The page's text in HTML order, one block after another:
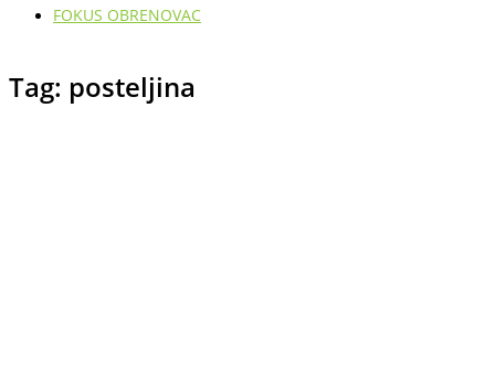
FOKUS OBRENOVAC
Tag: posteljina